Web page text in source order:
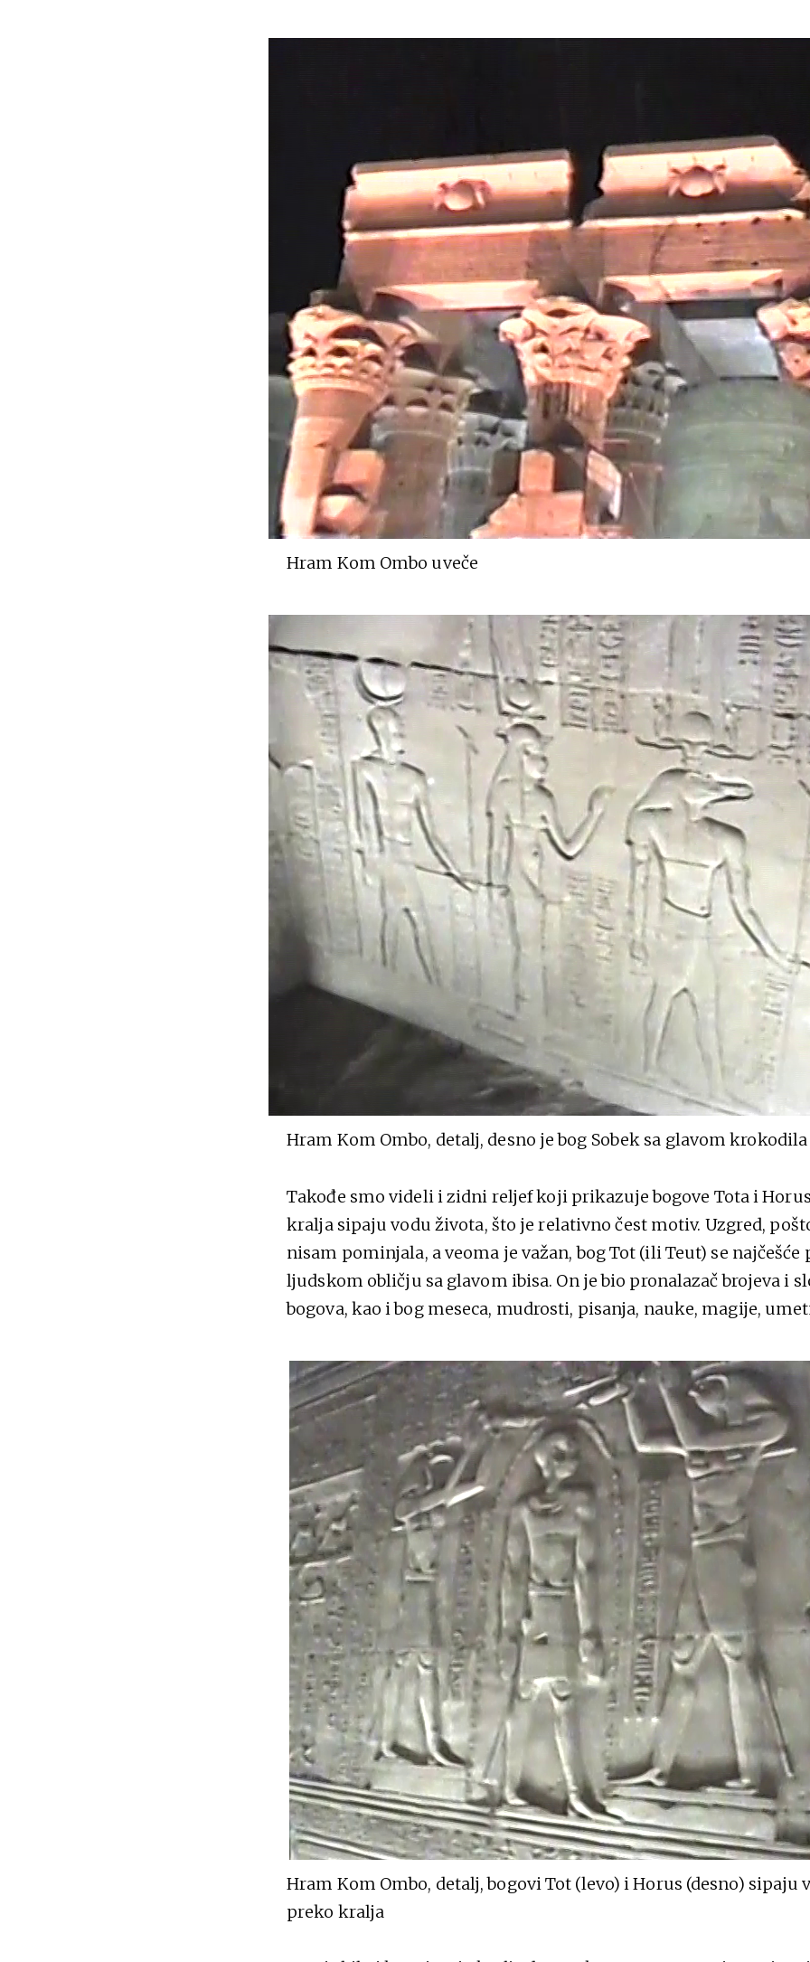
Hram Kom Ombo uveče
Hram Kom Ombo, detalj, desno je bog Sobek sa glavom krokodila
Takođe smo videli i zidni reljef koji prikazuje bogove Tota i
kralja sipaju vodu života, što je relativno čest motiv. Uzgred,
nisam pominjala, a veoma je važan, bog Tot (ili Teut) se najčešće
ljudskom obličju sa glavom ibisa. On je bio pronalazač brojeva i
bogova, kao i bog meseca, mudrosti, pisanja, nauke, magije,
Hram Kom Ombo, detalj, bogovi Tot (levo) i Horus (desno) sipaju
preko kralja